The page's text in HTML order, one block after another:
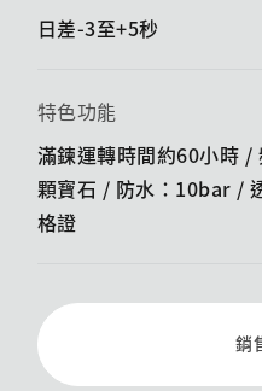
日差-3至+5秒
特色功能
滿鍊運轉時間約60小時
顆寶石 / 防水：10bar /
格證
銷